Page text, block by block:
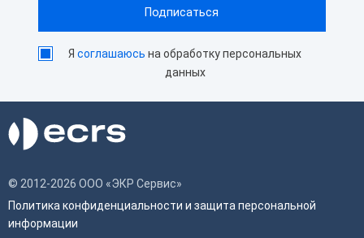
Ясоглашаюсь на обработку персональных
данных
© 2012-2026 ООО «ЭКР Сервис»
Политика конфиденциальности и защита персональной
информации